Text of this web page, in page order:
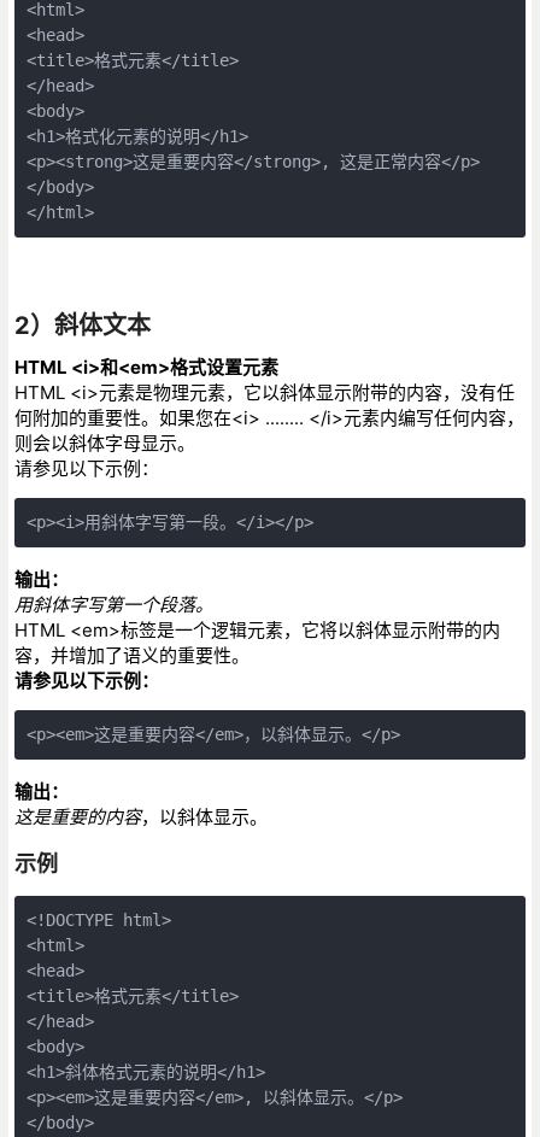
<html>
<head>
<title>格式元素</title>
</head>
<body>
<h1>格式化元素的说明</h1>
<p><strong>这是重要内容</strong>, 这是正常内容</p>
</body>
</html>
2）斜体文本
HTML <i>和<em>格式设置元素
HTML <i>元素是物理元素，它以斜体显示附带的内容，没有任
何附加的重要性。如果您在<i> ........ </i>元素内编写任何内容，
则会以斜体字母显示。
请参见以下示例：
<p><i>用斜体字写第一段。</i></p>
输出：
用斜体字写第一个段落。
HTML <em>标签是一个逻辑元素，它将以斜体显示附带的内
容，并增加了语义的重要性。
请参见以下示例：
<p><em>这是重要内容</em>，以斜体显示。</p>
输出：
这是重要的内容，以斜体显示。
示例
<!DOCTYPE html>
<html>
<head>
<title>格式元素</title>
</head>
<body>
<h1>斜体格式元素的说明</h1>
<p><em>这是重要内容</em>, 以斜体显示。</p>
</body>